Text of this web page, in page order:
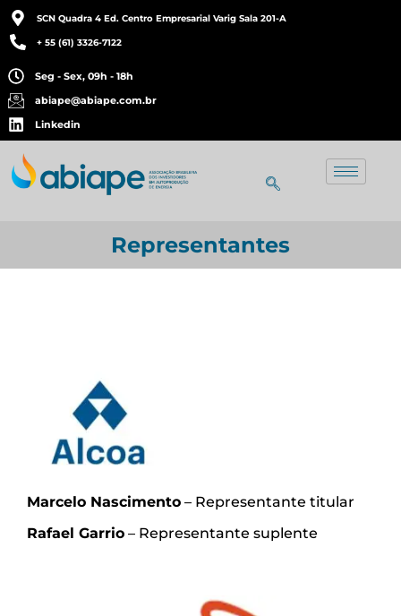
SCN Quadra 4 Ed. Centro Empresarial Varig Sala 201-A
+ 55 (61) 3326-7122
Seg - Sex, 09h - 18h
abiape@abiape.com.br
Linkedin
Representantes
Marcelo Nascimento – Representante titular
Rafael Garrio – Representante suplente